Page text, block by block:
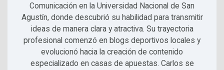
Comunicación en la Universidad Nacional de San
Agustín, donde descubrió su habilidad para transmitir
ideas de manera clara y atractiva. Su trayectoria
profesional comenzó en blogs deportivos locales y
evolucionó hacia la creación de contenido
especializado en casas de apuestas. Carlos se